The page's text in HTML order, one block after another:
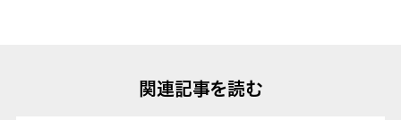
関連記事を読む